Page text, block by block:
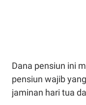
Dana pensiun ini
pensiun wajib
jaminan hari tua